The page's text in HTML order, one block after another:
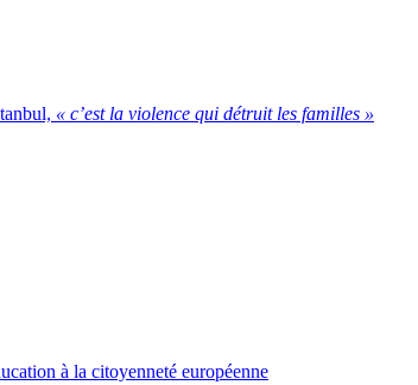
« c’est la violence qui détruit les familles »
à la citoyenneté européenne